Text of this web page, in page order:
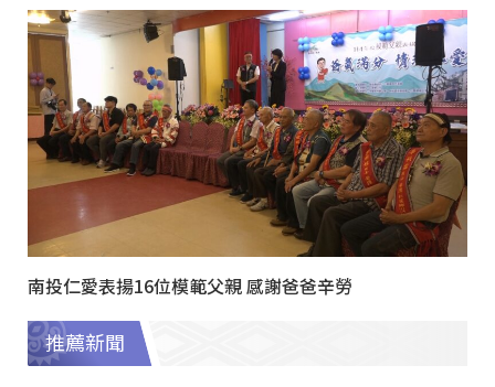
南投仁愛表揚16位模範父親 感謝爸爸辛勞
推薦新聞